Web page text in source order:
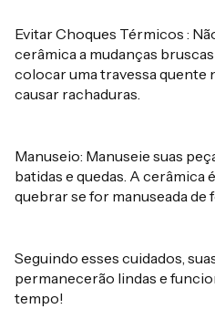
Evitar Choques Térmicos :
cerâmica a mudanças
colocar uma travessa quente
causar rachaduras.
Manuseio: Manuseie suas
batidas e quedas. A cerâmica
quebrar se for manuseada de
Seguindo esses cuidados,
permanecerão lindas e
tempo!